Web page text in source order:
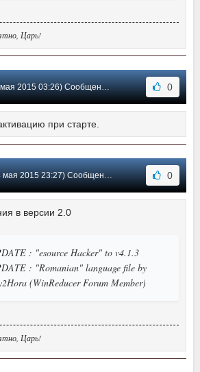
Царь!
2015 03:26) Сообщение #2 0
при старте.
2015 23:27) Сообщение #1 0
в версии 2.0
: "esource Hacker" to v4.1.3
: "Romanian" language file by
(WinReducer Forum Member)
Царь!